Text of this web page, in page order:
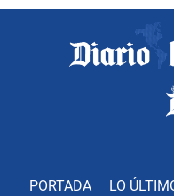
PORTADA LO